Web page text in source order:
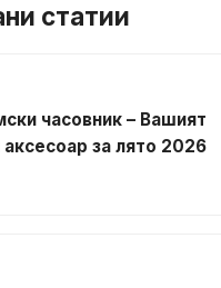
статии
часовник – Вашият
за лято 2026